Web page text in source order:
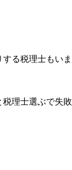
る税理士もいま
理士選ぶで失敗